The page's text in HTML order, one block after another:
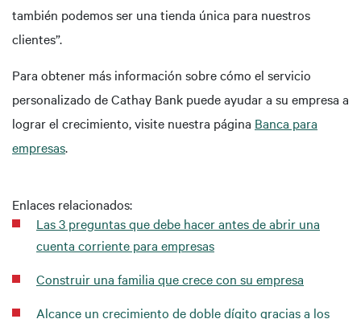
también podemos ser una tienda única para nuestros
clientes”.
Para obtener más información sobre cómo el servicio
personalizado de Cathay Bank puede ayudar a su empresa a
lograr el crecimiento, visite nuestra página Banca para
empresas.
Enlaces relacionados:
Las 3 preguntas que debe hacer antes de abrir una
cuenta corriente para empresas
Construir una familia que crece con su empresa
Alcance un crecimiento de doble dígito gracias a los